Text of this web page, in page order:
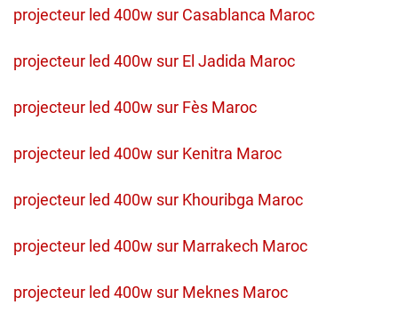
projecteur led 400w sur Casablanca Maroc
projecteur led 400w sur El Jadida Maroc
projecteur led 400w sur Fès Maroc
projecteur led 400w sur Kenitra Maroc
projecteur led 400w sur Khouribga Maroc
projecteur led 400w sur Marrakech Maroc
projecteur led 400w sur Meknes Maroc